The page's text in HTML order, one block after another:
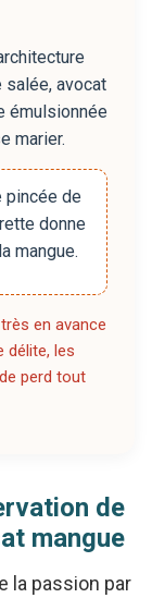
salée, avocat
émulsionnée
marier.
pincée de
donne
mangue.
en avance
délite, les
perd tout
de
mangue
la passion par